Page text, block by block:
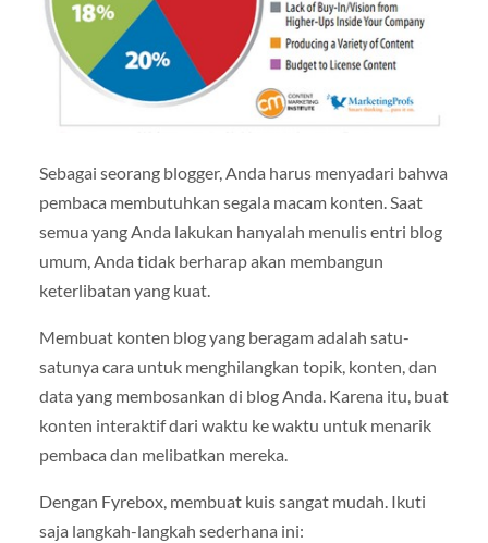
Sebagai seorang blogger, Anda harus menyadari bahwa
pembaca membutuhkan segala macam konten. Saat
semua yang Anda lakukan hanyalah menulis entri blog
umum, Anda tidak berharap akan membangun
keterlibatan yang kuat.
Membuat konten blog yang beragam adalah satu-
satunya cara untuk menghilangkan topik, konten, dan
data yang membosankan di blog Anda. Karena itu, buat
konten interaktif dari waktu ke waktu untuk menarik
pembaca dan melibatkan mereka.
Dengan Fyrebox, membuat kuis sangat mudah. Ikuti
saja langkah-langkah sederhana ini: